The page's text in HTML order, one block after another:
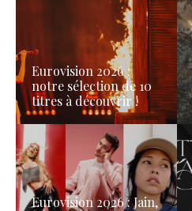
Eurovision 2026 :
notre sélection de 10
titres à découvrir !
Eurovision 2026 : Jain,